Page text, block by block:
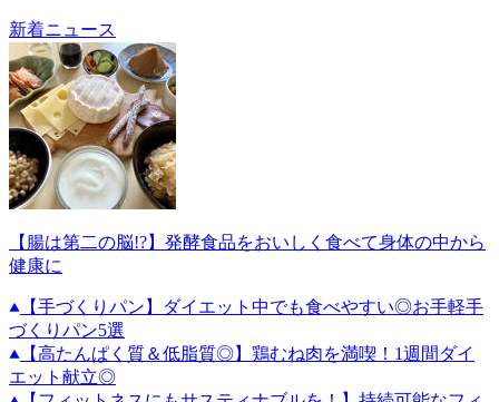
新着ニュース
【腸は第二の脳!?】発酵食品をおいしく食べて身体の中から
健康に
【手づくりパン】ダイエット中でも食べやすい◎お手軽手
づくりパン5選
【高たんぱく質＆低脂質◎】鶏むね肉を満喫！1週間ダイ
エット献立◎